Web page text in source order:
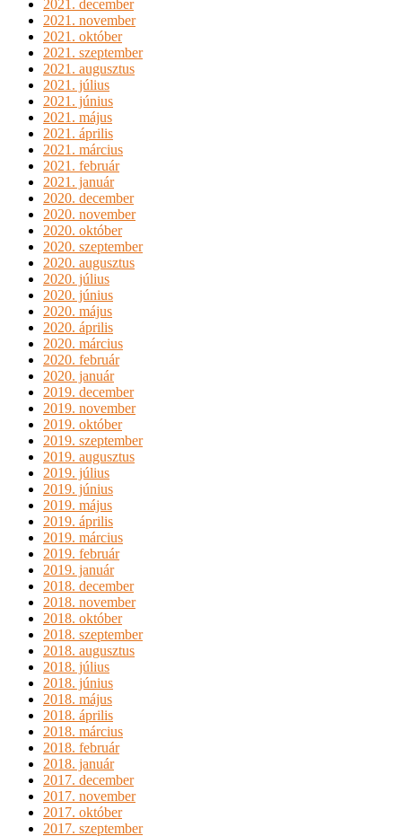
2021. december
2021. november
2021. október
2021. szeptember
2021. augusztus
2021. július
2021. június
2021. május
2021. április
2021. március
2021. február
2021. január
2020. december
2020. november
2020. október
2020. szeptember
2020. augusztus
2020. július
2020. június
2020. május
2020. április
2020. március
2020. február
2020. január
2019. december
2019. november
2019. október
2019. szeptember
2019. augusztus
2019. július
2019. június
2019. május
2019. április
2019. március
2019. február
2019. január
2018. december
2018. november
2018. október
2018. szeptember
2018. augusztus
2018. július
2018. június
2018. május
2018. április
2018. március
2018. február
2018. január
2017. december
2017. november
2017. október
2017. szeptember